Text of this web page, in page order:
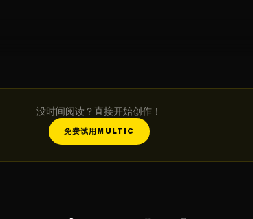
没时间阅读？直接开始创作！
免费试用MULTIC